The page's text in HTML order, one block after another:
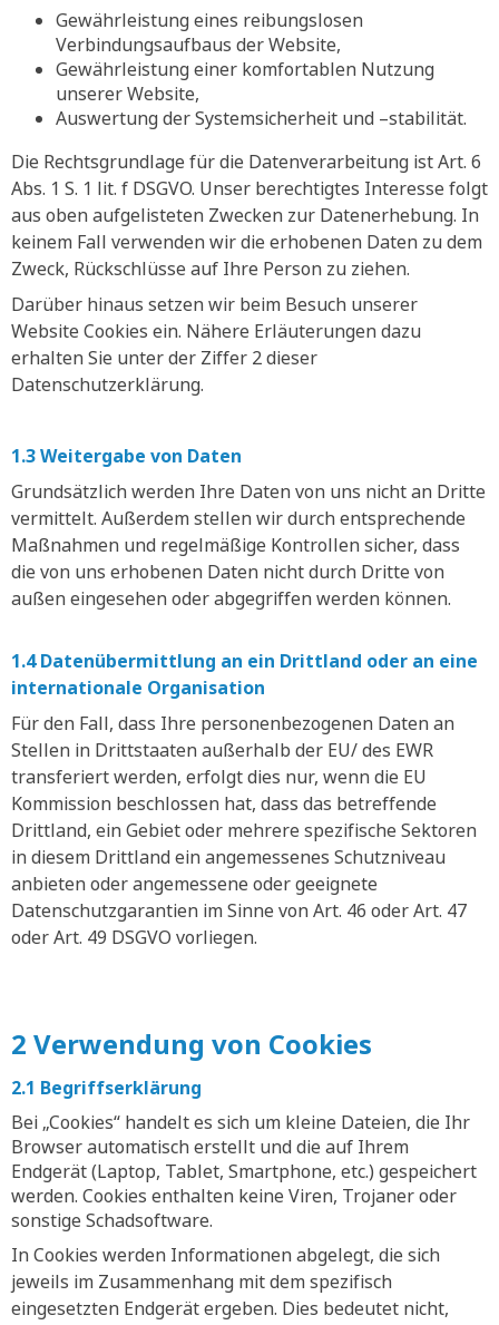
Gewährleistung eines reibungslosen
Verbindungsaufbaus der Website,
Gewährleistung einer komfortablen Nutzung
unserer Website,
Auswertung der Systemsicherheit und –stabilität.
Die Rechtsgrundlage für die Datenverarbeitung ist Art. 6
Abs. 1 S. 1 lit. f DSGVO. Unser berechtigtes Interesse folgt
aus oben aufgelisteten Zwecken zur Datenerhebung. In
keinem Fall verwenden wir die erhobenen Daten zu dem
Zweck, Rückschlüsse auf Ihre Person zu ziehen.
Darüber hinaus setzen wir beim Besuch unserer
Website Cookies ein. Nähere Erläuterungen dazu
erhalten Sie unter der Ziffer 2 dieser
Datenschutzerklärung.
1.3 Weitergabe von Daten
Grundsätzlich werden Ihre Daten von uns nicht an Dritte
vermittelt. Außerdem stellen wir durch entsprechende
Maßnahmen und regelmäßige Kontrollen sicher, dass
die von uns erhobenen Daten nicht durch Dritte von
außen eingesehen oder abgegriffen werden können.
1.4 Datenübermittlung an ein Drittland oder an eine
internationale Organisation
Für den Fall, dass Ihre personenbezogenen Daten an
Stellen in Drittstaaten außerhalb der EU/ des EWR
transferiert werden, erfolgt dies nur, wenn die EU
Kommission beschlossen hat, dass das betreffende
Drittland, ein Gebiet oder mehrere spezifische Sektoren
in diesem Drittland ein angemessenes Schutzniveau
anbieten oder angemessene oder geeignete
Datenschutzgarantien im Sinne von Art. 46 oder Art. 47
oder Art. 49 DSGVO vorliegen.
2 Verwendung von Cookies
2.1 Begriffserklärung
Bei „Cookies“ handelt es sich um kleine Dateien, die Ihr
Browser automatisch erstellt und die auf Ihrem
Endgerät (Laptop, Tablet, Smartphone, etc.) gespeichert
werden. Cookies enthalten keine Viren, Trojaner oder
sonstige Schadsoftware.
In Cookies werden Informationen abgelegt, die sich
jeweils im Zusammenhang mit dem spezifisch
eingesetzten Endgerät ergeben. Dies bedeutet nicht,